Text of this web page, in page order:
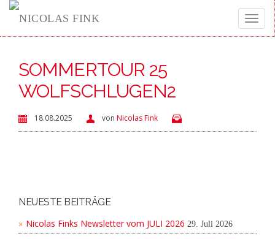
Toggle
SOMMERTOUR 25
WOLFSCHLUGEN2
18.08.2025 von Nicolas Fink
NEUESTE BEITRÄGE
Nicolas Finks Newsletter vom JULI 2026 29. Juli 2026